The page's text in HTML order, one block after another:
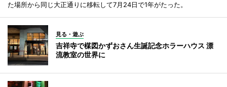
た場所から同じ大正通りに移転して7月24日で1年がたった。
見る・遊ぶ
吉祥寺で楳図かずおさん生誕記念ホラーハウス 漂
流教室の世界に